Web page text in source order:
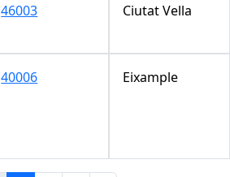
46003 Ciutat Vella
40006 Eixample